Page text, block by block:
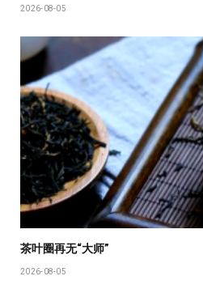
2026-08-05
茶叶圈再无“大师”
2026-08-05